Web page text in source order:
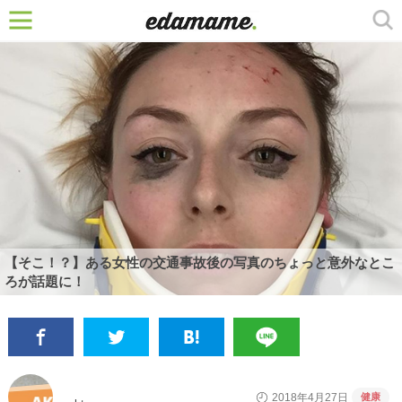
【そこ！？】ある女性の交通事故後の写真のちょっと意外なとこ
ろが話題に！
2018年4月27日 健康